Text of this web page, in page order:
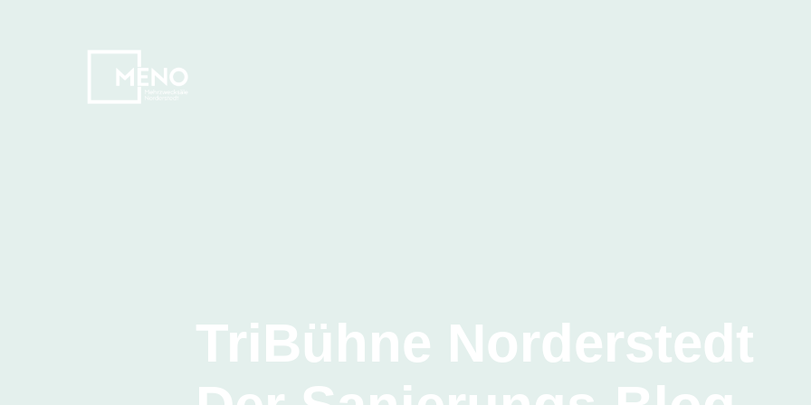
TriBühne Norderstedt